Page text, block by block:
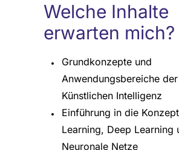
Welche Inhalte
erwarten mich?
Grundkonzepte und
Anwendungsbereiche der
Künstlichen Intelligenz
Einführung in die
Learning, Deep Learning
Neuronale Netze